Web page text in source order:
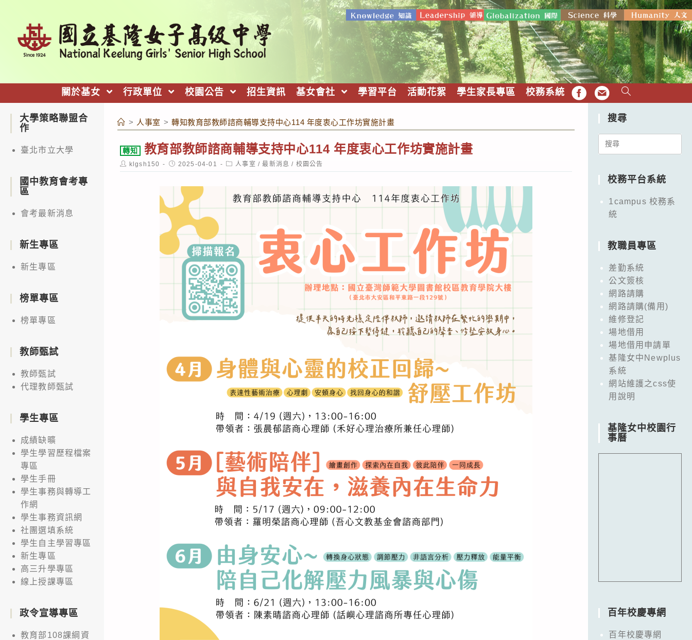
關於基女 行政單位 校園公告 招生資訊 基女會社 學習平台 活動花絮 學生家長專區 校務系統 FB EMAIL
> 人事室 > 轉知教育部教師諮商輔導支持中心114 年度衷心工作坊實施計畫
轉知 教育部教師諮商輔導支持中心114 年度衷心工作坊實施計畫
Post
author:
klgsh150
Post
published:
2025-04-01
Post
category:
人事室 / 最新消息 / 校園公告
大學策略聯盟合
作
臺北市立大學
國中教育會考專
區
會考最新消息
新生專區
新生專區
榜單專區
榜單專區
教師甄試
教師甄試
代理教師甄試
學生專區
成績缺曠
學生學習歷程檔案
專區
學生手冊
學生事務與轉導工
作網
學生事務資訊網
社團選填系統
學生自主學習專區
新生專區
高三升學專區
線上授課專區
政令宣導專區
教育部108課綱資
搜尋
Search
校務平台系統
1campus 校務系
統
教職員專區
差勤系統
公文簽核
網路請購
網路請購(備用)
維修登記
場地借用
場地借用申請單
基隆女中Newplus
系統
網站維護之css使
用說明
基隆女中校園行
事曆
百年校慶專網
百年校慶專網